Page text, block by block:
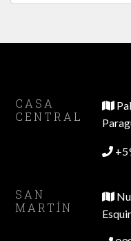
CASA
CENTRAL
SAN
MARTÍN